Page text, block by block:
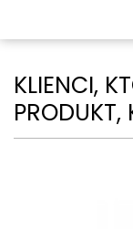
KLIENCI,
PRODUKT,